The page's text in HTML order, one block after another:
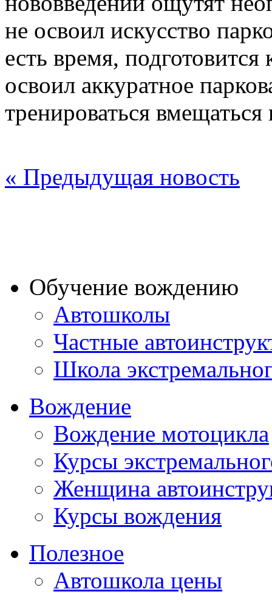
не освоил искусство
есть время,
освоил аккуратное
тренироваться
« Предыдущая новость
Обучение вождению
Автошколы
Частные
Школа
Вождение
Вождение мотоцикла
Курсы
Женщина
Курсы вождения
Полезное
Автошкола цены